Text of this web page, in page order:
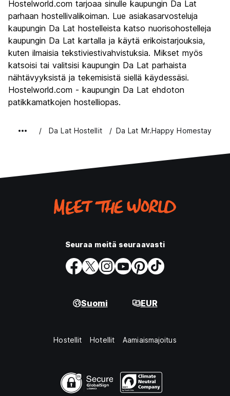
Kulttuuri
Yöelämä
6.0
Rahanarvoinen
8.4
Hostelworld.com tarjoaa sinulle kaupungin Da Lat
parhaan hostellivalikoiman. Lue asiakasarvosteluja
kaupungin Da Lat hostelleista katso nuorisohostelleja
kaupungin Da Lat kartalla ja käytä erikoistarjouksia,
kuten ilmaisia tekstiviestivahvistuksia. Mikset myös
katsoisi tai valitsisi kaupungin Da Lat parhaista
nähtävyyksistä ja tekemisistä siellä käydessäsi.
Hostelworld.com - kaupungin Da Lat ehdoton
patikkamatkojen hostelliopas.
Da Lat Hostellit Da Lat Mr.Happy Homestay
Seuraa meitä seuraavasti
Suomi EUR
Hostellit Hotellit Aamiaismajoitus